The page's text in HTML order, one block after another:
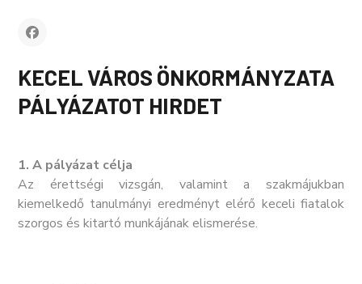
KECEL VÁROS ÖNKORMÁNYZATA
PÁLYÁZATOT HIRDET
1. A pályázat célja
Az érettségi vizsgán, valamint a szakmájukban
kiemelkedő tanulmányi eredményt elérő keceli fiatalok
szorgos és kitartó munkájának elismerése.